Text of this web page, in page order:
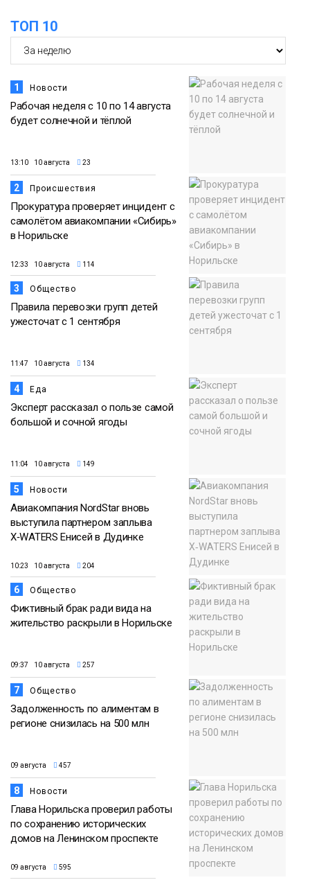
ТОП 10
1 Новости
Рабочая неделя с 10 по 14 августа
будет солнечной и тёплой
13:10 10 августа 23
2 Происшествия
Прокуратура проверяет инцидент с
самолётом авиакомпании «Сибирь»
в Норильске
12:33 10 августа 114
3 Общество
Правила перевозки групп детей
ужесточат с 1 сентября
11:47 10 августа 134
4 Еда
Эксперт рассказал о пользе самой
большой и сочной ягоды
11:04 10 августа 149
5 Новости
Авиакомпания NordStar вновь
выступила партнером заплыва
X‑WATERS Енисей в Дудинке
10:23 10 августа 204
6 Общество
Фиктивный брак ради вида на
жительство раскрыли в Норильске
09:37 10 августа 257
7 Общество
Задолженность по алиментам в
регионе снизилась на 500 млн
09 августа 457
8 Новости
Глава Норильска проверил работы
по сохранению исторических
домов на Ленинском проспекте
09 августа 595